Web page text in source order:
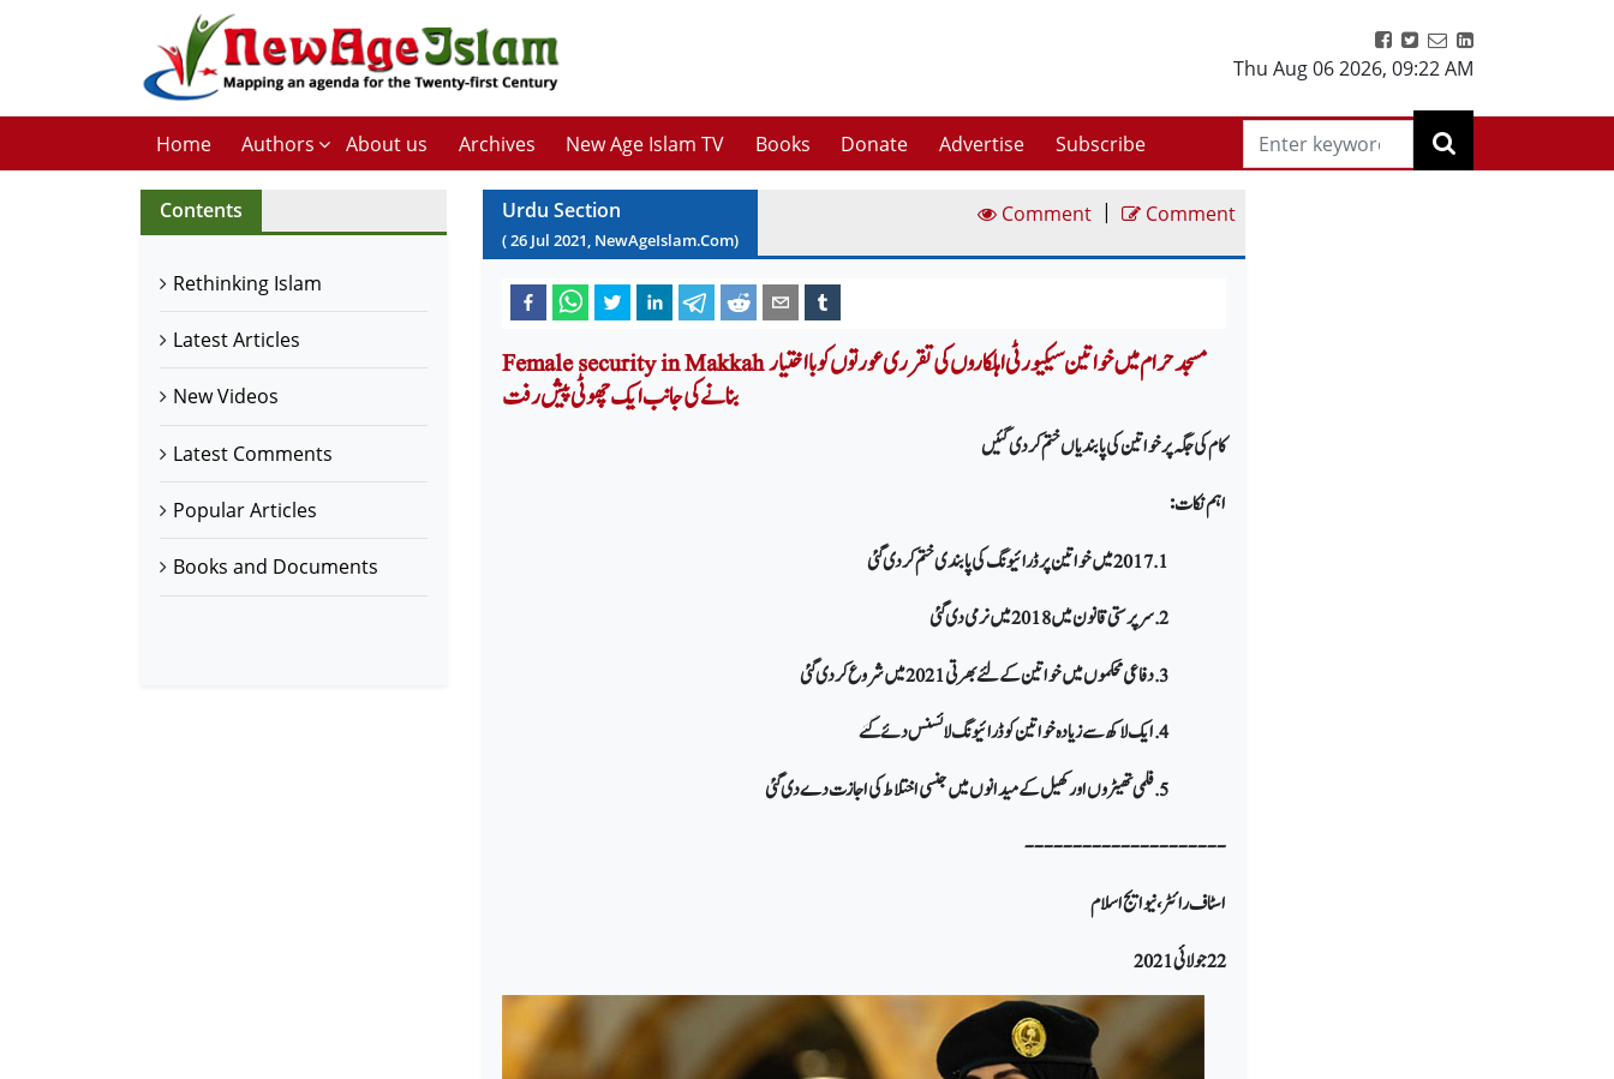
Thu Aug 06 2026, 09:22 AM
Home Authors About us Archives New Age Islam TV Books Donate Advertise Subscribe
Contents
Rethinking Islam
Latest Articles
New Videos
Latest Comments
Popular Articles
Books and Documents
Urdu Section
(26 Jul 2021, NewAgeIslam.Com)
Comment | Comment
Female security in Makkah مسجد حرام میں خواتین سیکیورٹی اہلکاروں کی تقرری عورتوں کو بااختیار
بنانے کی جانب ایک چھوٹی پیش رفت
کام کی جگہ پر خواتین کی پابندیاں ختم کردی گئیں
اہم نکات:
1. 2017 میں خواتین پر ڈرائیونگ کی پابندی ختم کردی گئی
2. سرپرستی قانون میں 2018 میں نرمی دی گئی
3. دفاعی محکموں میں خواتین کے لئے بھرتی 2021 میں شروع کر دی گئی
4. ایک لاکھ سے زیادہ خواتین کو ڈرائیونگ لائسنس دئے گئے
5. فلمی تھیٹروں اور کھیل کے میدانوں میں جنسی اختلاط کی اجازت دے دی گئی
---------------------
اسٹاف رائٹر، نیو ایج اسلام
22 جولائی 2021